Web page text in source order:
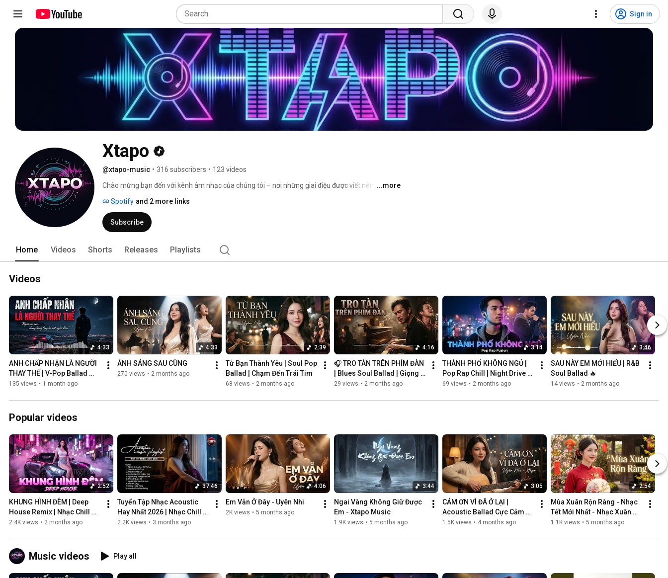
Sign in
Xtapo
@xtapo-music • 316 subscribers • 123 videos
Chào mừng bạn đến với kênh âm nhạc của chúng tôi – nơi những giai điệu được viết nên từ cảm
được gửi gắm bằng âm nhạc, mong rằng sẽ chạm đến trái tim và mang lại sự đồng cảm cho
bạn. Hãy cùng lắng nghe và cảm nhận nhé!
...more
Spotify and 2 more links
Subscribe
Home Videos Shorts Releases Playlists
Videos
4:33
ANH CHẤP NHẬN LÀ NGƯỜI
THAY THẾ | V-Pop Ballad
Buồn
135 views • 1 month ago
4:33
ÁNH SÁNG SAU CÙNG
270 views • 2 months ago
2:39
Từ Bạn Thành Yêu | Soul Pop
Ballad | Chạm Đến Trái Tim
68 views • 2 months ago
4:16
🎧 TRO TÀN TRÊN PHÍM ĐÀN
| Blues Soul Ballad | Giọng
Nam Khàn Đầy Cảm Xúc
29 views • 2 months ago
3:14
THÀNH PHỐ KHÔNG NGỦ |
Pop Rap Chill | Night Drive
Vibes
69 views • 2 months ago
3:46
SAU NÀY EM MỚI HIỂU | R&B
Soul Ballad 🔥
14 views • 2 months ago
Popular videos
2:52
KHUNG HÌNH ĐÊM | Deep
House Remix | Nhạc Chill
Club | Night Vibes Cực Cháy
2.4K views • 2 months ago
37:46
Tuyển Tập Nhạc Acoustic
Hay Nhất 2026 | Nhạc Chill
Nhẹ Nhàng
2.2K views • 3 months ago
4:06
Em Vẫn Ở Đây - Uyên Nhi
2K views • 5 months ago
3:44
Ngai Vàng Không Giữ Được
Em - Xtapo Music
1.9K views • 5 months ago
3:05
CẢM ƠN VÌ ĐÃ Ở LẠI |
Acoustic Ballad Cực Cảm
Động | Giọng Nữ Khàn Ấm
1.5K views • 4 months ago
2:54
Mùa Xuân Rộn Ràng - Nhạc
Tết Mới Nhất - Nhạc Xuân
Hay
1.1K views • 5 months ago
Music videos Play all